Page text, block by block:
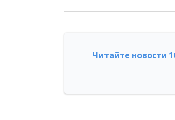
Читайте новости